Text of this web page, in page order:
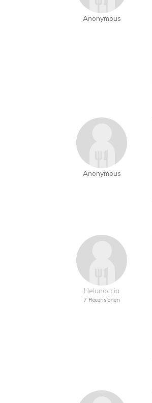
Anonymous
Anonymous
Helunaccia
7 Recensionen